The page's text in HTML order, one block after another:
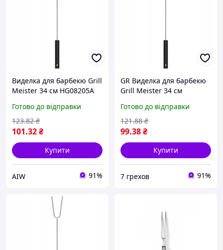
Виделка для барбекю Grill
Meister 34 см HG08205A
Готово до відправки
101.32₴
123.82 ₴
Купити
AIW 91%
GR Виделка для барбекю
Grill Meister 34 см
7грех5317
Готово до відправки
99.38₴
121.88 ₴
Купити
7 грехов 91%